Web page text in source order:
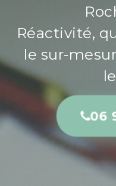
Réactivité,
le sur-
06